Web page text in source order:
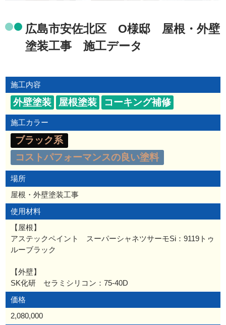
広島市安佐北区 O様邸 屋根・外壁
塗装工事 施工データ
施工内容
外壁塗装 屋根塗装 コーキング補修
施工カラー
ブラック系
コストパフォーマンスの良い塗料
場所
屋根・外壁塗装工事
使用材料
【屋根】
アステックペイント スーパーシャネツサーモSi：9119トゥ
ルーブラック
【外壁】
SK化研 セラミシリコン：75-40D
価格
2,080,000